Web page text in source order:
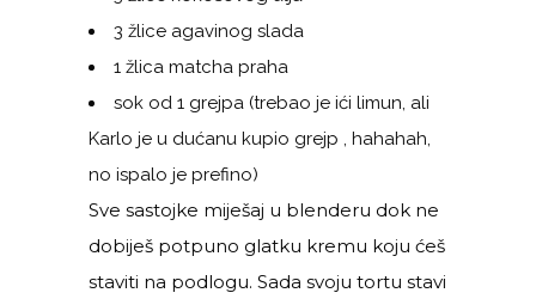
3 žlice agavinog slada
1 žlica matcha praha
sok od 1 grejpa (trebao je ići limun, ali
Karlo je u dućanu kupio grejp , hahahah,
no ispalo je prefino)
Sve sastojke miješaj u blenderu dok ne
dobiješ potpuno glatku kremu koju ćeš
staviti na podlogu. Sada svoju tortu stavi